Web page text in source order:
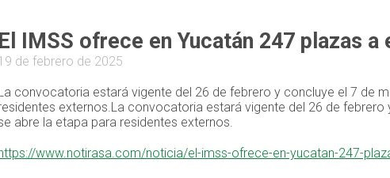
El IMSS ofrece en Yucatán 247 plazas
de febrero de 2025
convocatoria estará vigente del 26 de febrero y concluye el 7 de
externos.La convocatoria estará vigente del 26 de
abre la etapa para residentes externos.
www.notirasa.com/noticia/el-imss-ofrece-en-yucatan-247-